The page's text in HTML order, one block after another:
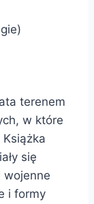
terenem
w które
się
wojenne
i formy